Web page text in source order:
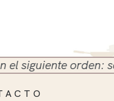
orden: sal,